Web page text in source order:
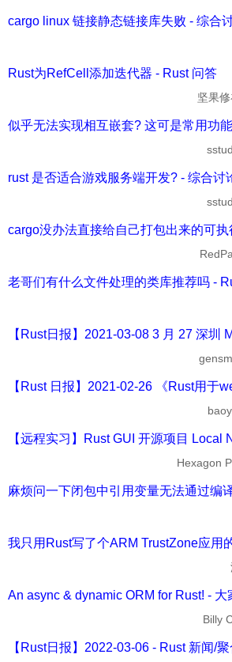
cargo linux 链接静态链接库失败 - 综合
Rust为RefCell添加迭代器 - Rust 问答
坚果
似乎无法实现相互嵌套? 这可是常用功
rust 是否适合游戏服务端开发? - 综合讨
cargo没办法直接给自己打包出来的可
老哥们有什么文件处理的类库推荐吗 -
【Rust日报】2021-03-08 3 月 27 深圳
【Rust 日报】2021-02-26 《Rust用于
【远程实习】Rust GUI 开源项目
Hexagon
麻烦问一下闭包中引用变量无法通过编
我只用Rust写了个ARM TrustZone应用
An async & dynamic ORM for Rust! - 大
Billy
【Rust日报】2022-03-06 - Rust 新闻/